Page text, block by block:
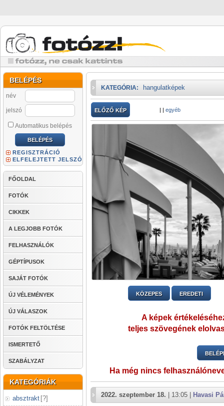
BELÉPÉS
név
jelszó
Automatikus belépés
REGISZTRÁCIÓ
ELFELEJTETT JELSZÓ
FŐOLDAL
FOTÓK
CIKKEK
A LEGJOBB FOTÓK
FELHASZNÁLÓK
GÉPTÍPUSOK
SAJÁT FOTÓK
ÚJ VÉLEMÉNYEK
ÚJ VÁLASZOK
FOTÓK FELTÖLTÉSE
ISMERTETŐ
SZABÁLYZAT
KATEGÓRIÁK
absztrakt [?]
KATEGÓRIA: hangulatképek
ELŐZŐ KÉP | | egyéb
KÖZEPES EREDETI
A képek
teljes szövegének
Ha még nincs
2022. szeptember 18. | 13:05 | Havasi